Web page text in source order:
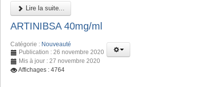
Lire la suite...
ARTINIBSA 40mg/ml
Catégorie : Nouveauté
Publication : 26 novembre 2020
Mis à jour : 27 novembre 2020
Affichages : 4764